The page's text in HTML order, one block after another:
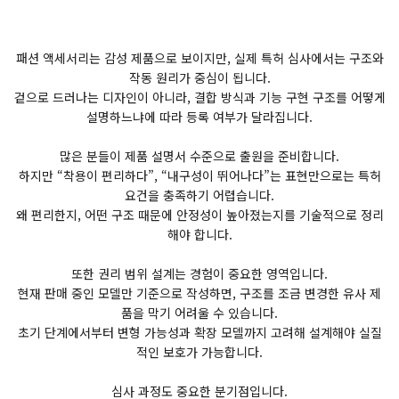
패션 액세서리는 감성 제품으로 보이지만, 실제 특허 심사에서는 구조와
작동 원리가 중심이 됩니다.
겉으로 드러나는 디자인이 아니라, 결합 방식과 기능 구현 구조를 어떻게
설명하느냐에 따라 등록 여부가 달라집니다.
많은 분들이 제품 설명서 수준으로 출원을 준비합니다.
하지만 “착용이 편리하다”, “내구성이 뛰어나다”는 표현만으로는 특허
요건을 충족하기 어렵습니다.
왜 편리한지, 어떤 구조 때문에 안정성이 높아졌는지를 기술적으로 정리
해야 합니다.
또한 권리 범위 설계는 경험이 중요한 영역입니다.
현재 판매 중인 모델만 기준으로 작성하면, 구조를 조금 변경한 유사 제
품을 막기 어려울 수 있습니다.
초기 단계에서부터 변형 가능성과 확장 모델까지 고려해 설계해야 실질
적인 보호가 가능합니다.
심사 과정도 중요한 분기점입니다.